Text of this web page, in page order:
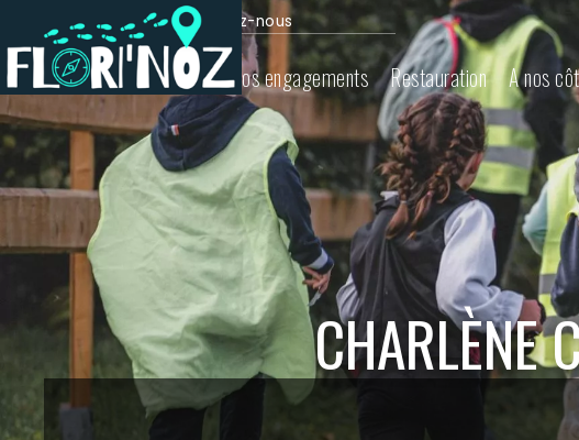
Actualité Contactez-nous
Flori'Noz Nos parcours Nos engagements Restauration A nos
CHARLÈNE